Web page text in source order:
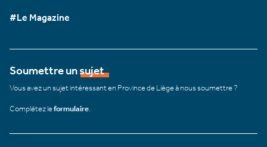
#Le Magazine
Soumettre un sujet
Vous avez un sujet intéressant en Province de Liège à nous soumettre ?
Complétez leformulaire